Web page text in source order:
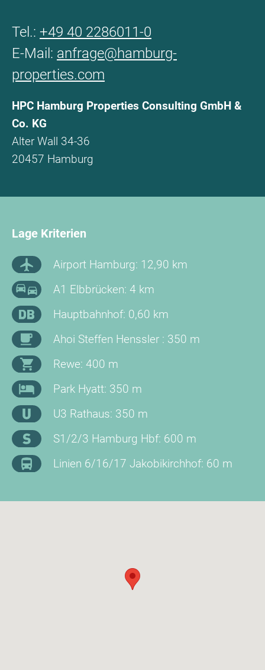
Tel.: +49 40 2286011-0
E-Mail: anfrage@hamburg-
properties.com
HPC Hamburg Properties Consulting GmbH &
Co. KG
Alter Wall 34-36
20457 Hamburg
Lage Kriterien
Airport Hamburg: 12,90 km
A1 Elbbrücken: 4 km
Hauptbahnhof: 0,60 km
Ahoi Steffen Henssler : 350 m
Rewe: 400 m
Park Hyatt: 350 m
U3 Rathaus: 350 m
S1/2/3 Hamburg Hbf: 600 m
Linien 6/16/17 Jakobikirchhof: 60 m